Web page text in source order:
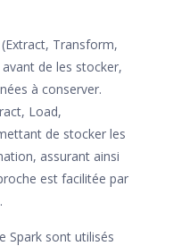
Transform,
de les stocker,
à conserver.
Load,
de stocker les
assurant ainsi
est facilitée par
Spark sont utilisés